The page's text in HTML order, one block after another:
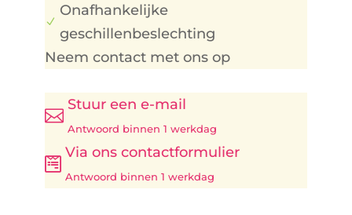
N
Onafhankelijke
geschillenbeslechting
Neem contact met ons op

Stuur een e-mail
Antwoord binnen 1 werkdag

Via ons contactformulier
Antwoord binnen 1 werkdag